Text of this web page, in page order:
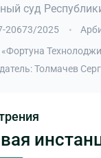
суд
20673/2025
Толмачев